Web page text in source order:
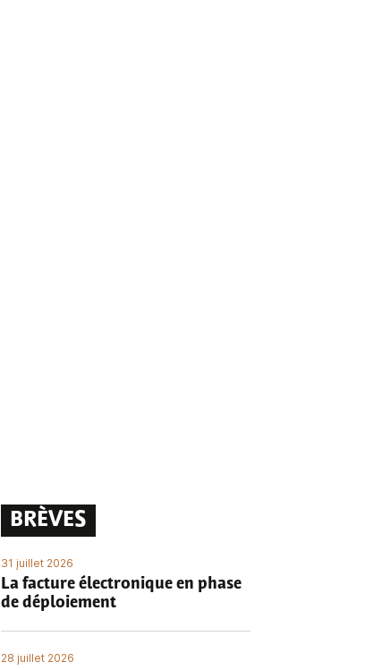
BRÈVES
31 juillet 2026
La facture électronique en phase
de déploiement
28 juillet 2026